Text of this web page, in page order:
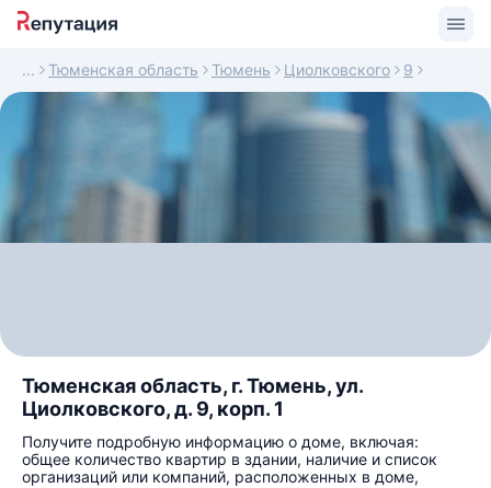
Тюменская область Тюмень Циолковского 9
Тюменская область, г. Тюмень, ул.
Циолковского, д. 9, корп. 1
Получите подробную информацию о доме, включая:
общее количество квартир в здании, наличие и список
организаций или компаний, расположенных в доме,